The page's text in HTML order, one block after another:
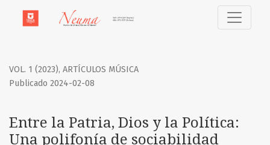
VOL. 1 (2023), ARTÍCULOS MÚSICA
Entre la Patria, Dios y la Política:
Una polifonía de sociabilidad
Publicado 2024-02-08